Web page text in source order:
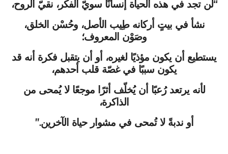
“لن تجد في هذه الحياة إنسانًا سويّ الفكر، نقيّ الروح،
نشأ في بيتٍ أركانه طِيب الأصل، وحُسْن الخلق،
وصَوْن المعروف؛
يستطيع أن يكون مؤذيًا لغيره، أو أن يتقبل فكرة أنه قد
يكون سببًا في غصّة قلب أحدهم،
لأنه يرتعد رُعبًا أن يُخلّف أثرًا موجعًا لا يُمحى من
الذاكرة،
أو ندبةً لا تُمحى في مشوار حياة الآخرين.”